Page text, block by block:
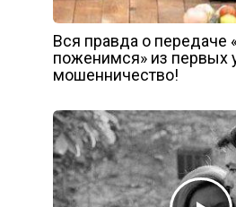
Вся правда о передаче
поженимся» из первых
мошенничество!